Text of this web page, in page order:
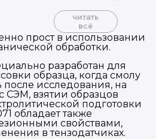
читать
всё
прост в использовании
обработки.
разработан для
образца, когда смолу
исследования, на
СЭМ, взятии образцов
подготовки
обладает также
свойствами,
в тензодатчиках.